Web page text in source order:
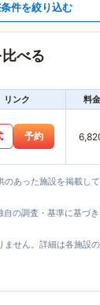
条件を絞り込む
べる
リンク 料
予約
あった施設を掲載し
の調査・基準に基づ
せん。詳細は各施設